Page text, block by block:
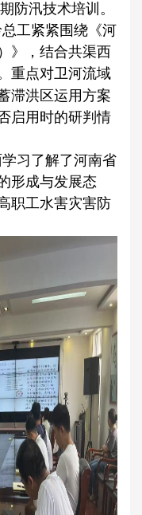
防汛技术培训。
工紧紧围绕《河
》，结合共渠西
重点对卫河流域
滞洪区运用方案
启用时的研判情
习了解了河南省
形成与发展态
职工水害灾害防